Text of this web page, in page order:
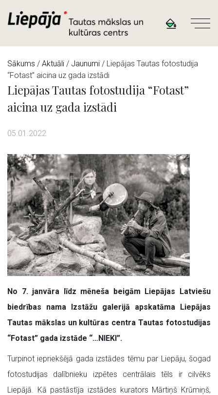
Sākums / Aktuāli / Jaunumi / Liepājas Tautas fotostudija
“Fotast” aicina uz gada izstādi
Liepājas Tautas fotostudija “Fotast”
aicina uz gada izstādi
05.01.2022
No 7. janvāra līdz mēneša beigām Liepājas Latviešu
biedrības nama Izstāžu galerijā apskatāma Liepājas
Tautas mākslas un kultūras centra Tautas fotostudijas
“Fotast” gada izstāde “…NIEKI”.
Turpinot iepriekšējā gada izstādes tēmu par Liepāju, šogad
fotostudijas dalībnieku izpētes centrālais tēls ir cilvēks
Liepājā. Kā pastāstīja izstādes kurators Mārtiņš Krūmiņš,